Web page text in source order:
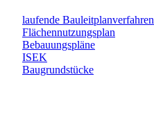
laufende Bauleitplanverfahren
Flächennutzungsplan
Bebauungspläne
ISEK
Baugrundstücke